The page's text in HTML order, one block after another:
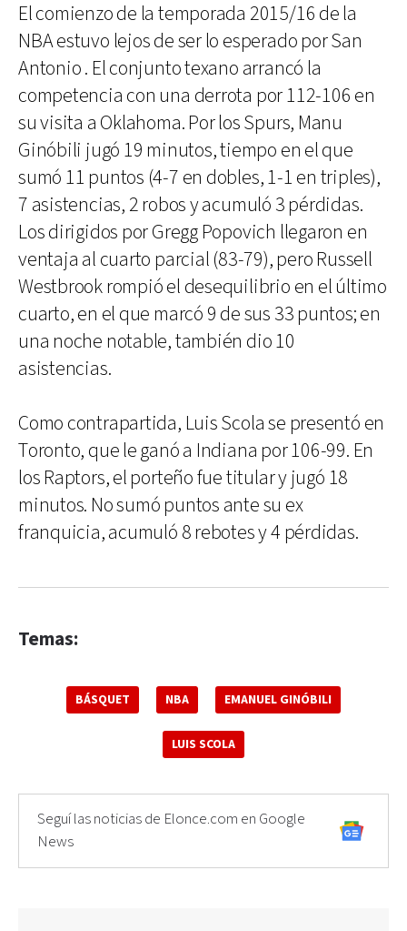
El comienzo de la temporada 2015/16 de la
NBA estuvo lejos de ser lo esperado por San
Antonio . El conjunto texano arrancó la
competencia con una derrota por 112-106 en
su visita a Oklahoma. Por los Spurs, Manu
Ginóbili jugó 19 minutos, tiempo en el que
sumó 11 puntos (4-7 en dobles, 1-1 en triples),
7 asistencias, 2 robos y acumuló 3 pérdidas.
Los dirigidos por Gregg Popovich llegaron en
ventaja al cuarto parcial (83-79), pero Russell
Westbrook rompió el desequilibrio en el último
cuarto, en el que marcó 9 de sus 33 puntos; en
una noche notable, también dio 10
asistencias.
Como contrapartida, Luis Scola se presentó en
Toronto, que le ganó a Indiana por 106-99. En
los Raptors, el porteño fue titular y jugó 18
minutos. No sumó puntos ante su ex
franquicia, acumuló 8 rebotes y 4 pérdidas.
Temas:
BÁSQUET NBA EMANUEL GINÓBILI
LUIS SCOLA
Seguí las noticias de Elonce.com en Google
News